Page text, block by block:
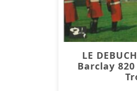
LE
Barclay